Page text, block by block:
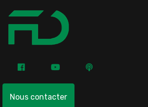
Nous contacter